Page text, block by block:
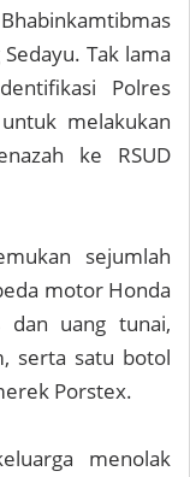
Tak lama
Polres
melakukan
ke RSUD
sejumlah
motor Honda
dan uang tunai,
serta satu botol
Porstex.
menolak